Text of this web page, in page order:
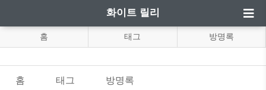
화이트 릴리
홈 태그 방명록
홈 태그 방명록